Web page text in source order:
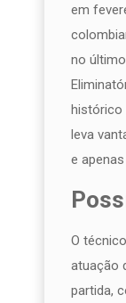
em
no
histórico
leva
e
O
atuação
partida,